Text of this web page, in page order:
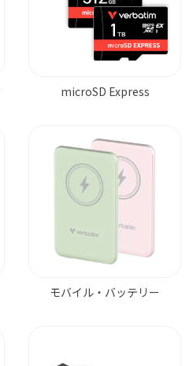
microSD Express
モバイル・バッテリー